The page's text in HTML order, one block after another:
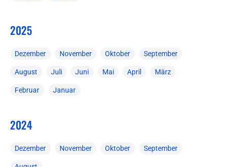
2025
Dezember November Oktober September
August Juli Juni Mai April März
Februar Januar
2024
Dezember November Oktober September